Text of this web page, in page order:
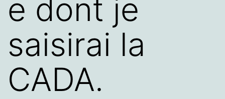
e dont je
saisirai la
CADA.